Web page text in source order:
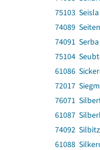
75103 Seisla
74089
74091 Serba
75104
61086
72017
76071
61087
74092 Silbitz
61088